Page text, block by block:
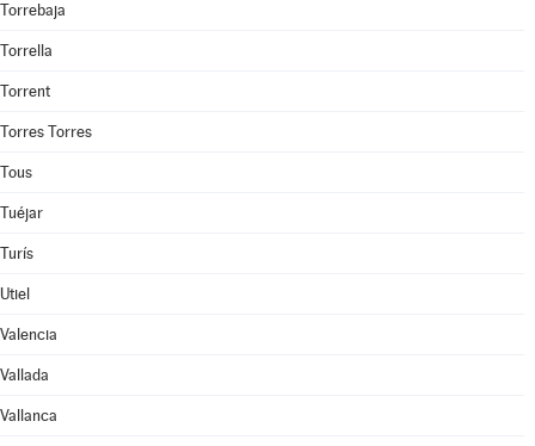
Torrebaja
Torrella
Torrent
Torres Torres
Tous
Tuéjar
Turís
Utiel
Valencia
Vallada
Vallanca